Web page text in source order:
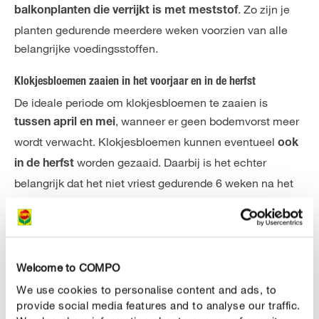
Welcome to COMPO
We use cookies to personalise content and ads, to
provide social media features and to analyse our traffic.
balkonplanten die verrijkt is met meststof. Zo zijn je
planten gedurende meerdere weken voorzien van alle
belangrijke voedingsstoffen.
Klokjesbloemen zaaien in het voorjaar en in de herfst
De ideale periode om klokjesbloemen te zaaien is
tussen april en mei, wanneer er geen bodemvorst meer
wordt verwacht. Klokjesbloemen kunnen eventueel ook
in de herfst worden gezaaid. Daarbij is het echter
belangrijk dat het niet vriest gedurende 6 weken na het
wortelen en genoeg kracht te krijgen om te groeien en te
Klokjesbloemen die in het voorjaar werden gezaaid
zullen - afhankelijk van de soort -bloeien vanaf juni
ganse zomer zal je kunnen genieten van de kleurrijke